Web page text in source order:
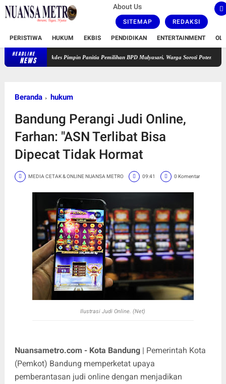
About Us
SITEMAP REDAKSI
PERISTIWA HUKUM EKBIS PENDIDIKAN ENTERTAINMENT
HEADLINE
NEWS
Sekdes Pimpin Panitia Pemilihan BPD Mulyasari, Warga Soroti Potensi Konflik
Beranda hukum
Bandung Perangi Judi Online,
Farhan: "ASN Terlibat Bisa
Dipecat Tidak Hormat
MEDIA CETAK & ONLINE NUANSA METRO 09:41 0 Komentar
Ilustrasi Judi Online. (Net)
Nuansametro.com - Kota Bandung| Pemerintah Kota
(Pemkot) Bandung memperketat upaya
pemberantasan judi online dengan menjadikan